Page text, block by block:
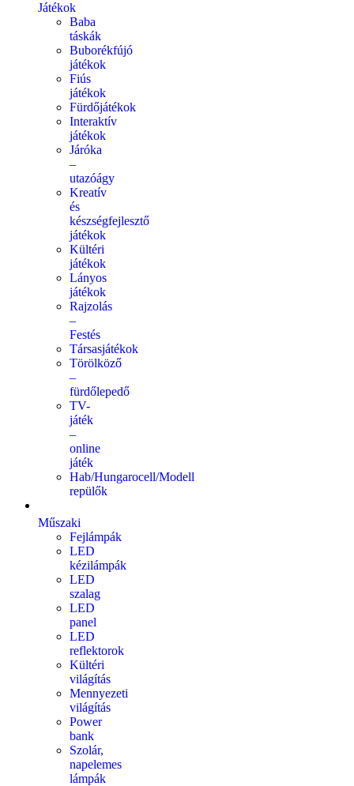
Játékok
Baba
táskák
Buborékfújó
játékok
Fiús
játékok
Fürdőjátékok
Interaktív
játékok
Járóka
–
utazóágy
Kreatív
és
készségfejlesztő
játékok
Kültéri
játékok
Lányos
játékok
Rajzolás
–
Festés
Társasjátékok
Törölköző
–
fürdőlepedő
TV-
játék
–
online
játék
Hab/Hungarocell/Modell
repülők
Műszaki
Fejlámpák
LED
kézilámpák
LED
szalag
LED
panel
LED
reflektorok
Kültéri
világítás
Mennyezeti
világítás
Power
bank
Szolár,
napelemes
lámpák